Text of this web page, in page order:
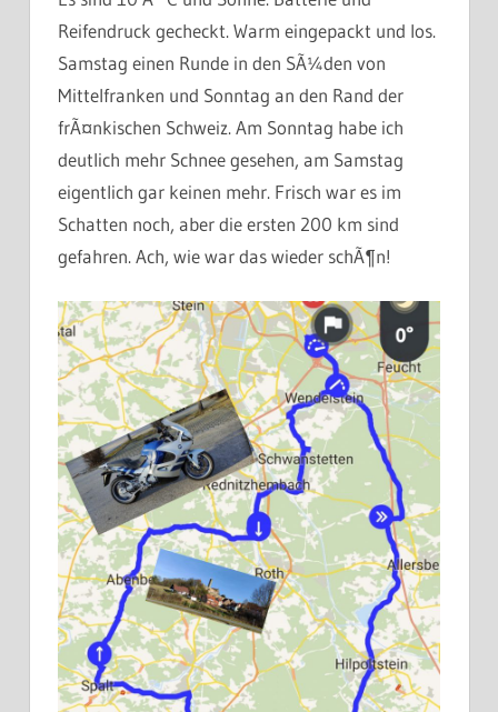
Reifendruck gecheckt. Warm eingepackt und los.
Samstag einen Runde in den SÃ¼den von
Mittelfranken und Sonntag an den Rand der
frÃ¤nkischen Schweiz. Am Sonntag habe ich
deutlich mehr Schnee gesehen, am Samstag
eigentlich gar keinen mehr. Frisch war es im
Schatten noch, aber die ersten 200 km sind
gefahren. Ach, wie war das wieder schÃ¶n!